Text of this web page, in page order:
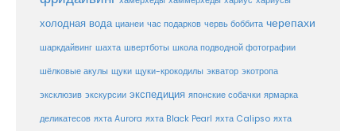
холодная вода цианеи час подарков червь боббита черепахи
шаркдайвинг шахта швертботы школа подводной фотографии
шёлковые акулы щуки щуки-крокодилы экватор экотропа
эксклюзив экскурсии экспедиция японские собачки ярмарка
деликатесов яхта Aurora яхта Black Pearl яхта Calipso яхта